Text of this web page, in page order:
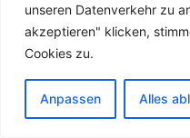
unseren Datenverkehr zu
akzeptieren" klicken,
Cookies zu.
Anpassen Alles
Name